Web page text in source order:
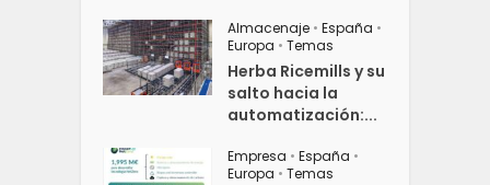
Almacenaje • España •
Europa • Temas
Herba Ricemills y su
salto hacia la
automatización:...
Empresa • España •
Europa • Temas